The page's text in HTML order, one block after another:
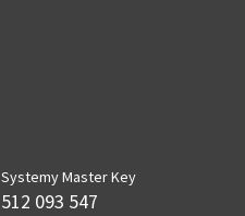
Systemy Master Key
512 093 547